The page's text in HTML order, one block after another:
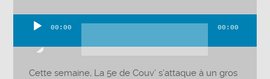
audio
00:00 00:00
Cette semaine, La 5e de Couv’ s’attaque à un gros